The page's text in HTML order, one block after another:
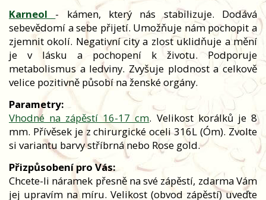
Karneol
- kámen, který nás stabilizuje. Dodává
sebevědomí a sebe přijetí. Umožňuje nám pochopit a
zjemnit okolí. Negativní city a zlost uklidňuje a mění
je v lásku a pochopení k životu. Podporuje
metabolismus a ledviny. Zvyšuje plodnost a celkově
velice pozitivně působí na ženské orgány.
Parametry:
Vhodné na zápěstí 16-17 cm. Velikost korálků je 8
mm. Přívěsek je z chirurgické oceli 316L (Óm). Zvolte
si variantu barvy stříbrná nebo Rose gold.
Přizpůsobení pro Vás:
Chcete-li náramek přesně na své zápěstí, zdarma Vám
jej upravím na míru. Velikost (obvod zápěstí) uveďte